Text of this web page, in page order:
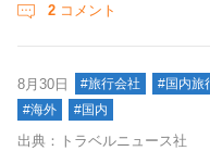
2 コメント
8月30日 #旅行会社
#国内旅
#海外
#国内
出典：トラベルニュース社